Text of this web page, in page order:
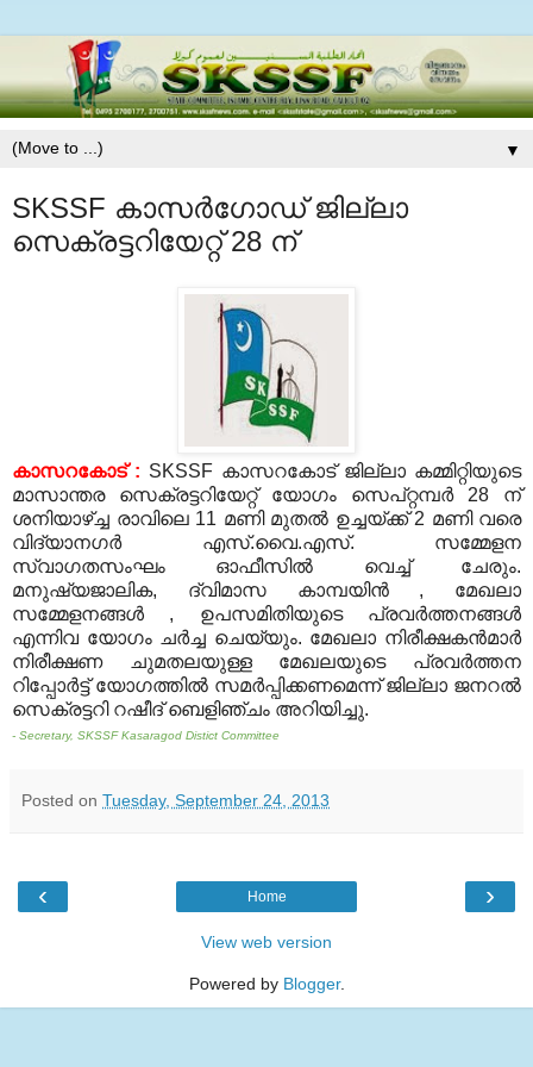
▼
SKSSF കാസര്‍ഗോഡ് ജില്ലാ
സെക്രട്ടറിയേറ്റ് 28 ന്
കാസറകോട് : SKSSF കാസറകോട് ജില്ലാ കമ്മിറ്റിയുടെ
മാസാന്തര സെക്രട്ടറിയേറ്റ് യോഗം സെപ്റ്റമ്പര്‍ 28 ന്
ശനിയാഴ്ച്ച രാവിലെ 11 മണി മുതല്‍ ഉച്ചയ്ക്ക്2 മണി വരെ
വിദ്യാനഗര്‍ എസ്.വൈ.എസ്. സമ്മേളന
സ്വാഗതസംഘം ഓഫീസില്‍ വെച്ച് ചേരും.
മനുഷ്യജാലിക, ദ്വിമാസ കാമ്പയിന്‍ , മേഖലാ
സമ്മേളനങ്ങള്‍ , ഉപസമിതിയുടെ പ്രവര്‍ത്തനങ്ങള്‍
എന്നിവ യോഗം ചര്‍ച്ച ചെയ്യും. മേഖലാ നിരീക്ഷകന്‍മാര്‍
നിരീക്ഷണ ചുമതലയുള്ള മേഖലയുടെ പ്രവര്‍ത്തന
റിപ്പോര്‍ട്ട് യോഗത്തില്‍ സമര്‍പ്പിക്കണമെന്ന് ജില്ലാ ജനറല്‍
സെക്രട്ടറി റഷീദ് ബെളിഞ്ചം അറിയിച്ചു.
- Secretary, SKSSF Kasaragod Distict Committee
Posted on Tuesday, September 24, 2013
‹ ›
Home
View web version
Powered by Blogger.